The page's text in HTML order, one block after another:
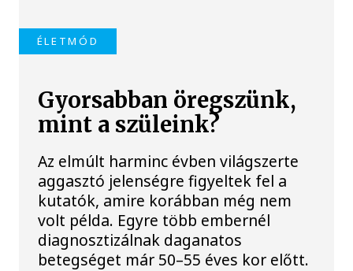
ÉLETMÓD
Gyorsabban öregszünk,
mint a szüleink?
Az elmúlt harminc évben világszerte
aggasztó jelenségre figyeltek fel a
kutatók, amire korábban még nem
volt példa. Egyre több embernél
diagnosztizálnak daganatos
betegséget már 50–55 éves kor előtt.